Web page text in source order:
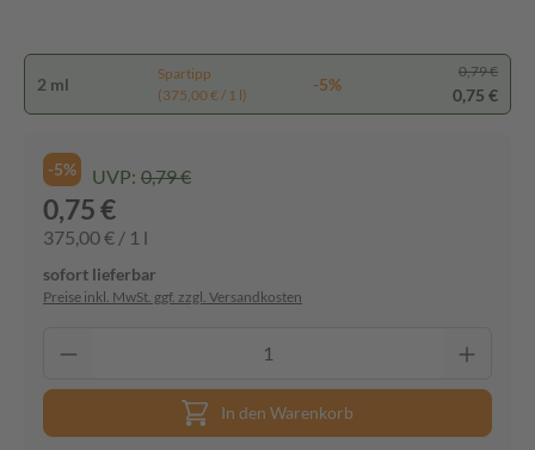
2 ml
Spartipp
(375,00 € / 1 l)
-5%
0,79 €
0,75 €
-5% UVP: 0,79 €
0,75 €
375,00 € / 1 l
sofort lieferbar
Preise inkl. MwSt. ggf. zzgl. Versandkosten
In den Warenkorb